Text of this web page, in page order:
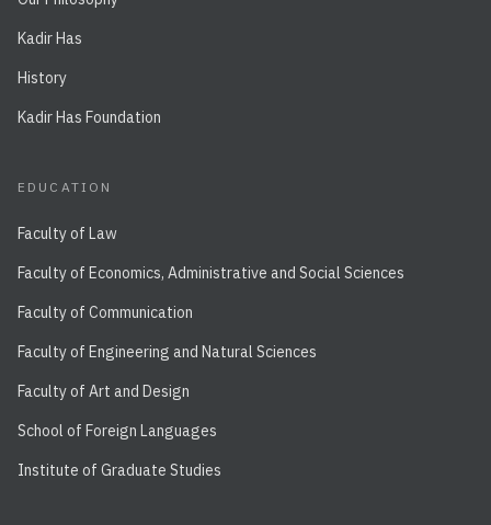
Kadir Has
History
Kadir Has Foundation
EDUCATION
Faculty of Law
Faculty of Economics, Administrative and Social Sciences
Faculty of Communication
Faculty of Engineering and Natural Sciences
Faculty of Art and Design
School of Foreign Languages
Institute of Graduate Studies